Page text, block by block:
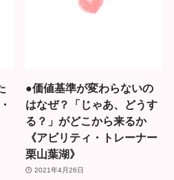
●価値基準が変わらないの
はなぜ？「じゃあ、どうす
る？」がどこから来るか
《アビリティ・トレーナー
栗山葉湖》
2021年4月26日